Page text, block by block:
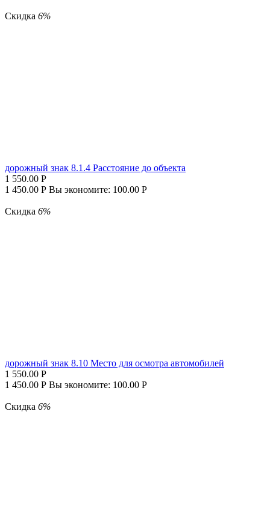
Скидка 6%
дорожный знак 8.1.4 Расстояние до объекта
1 550.00 Р
1 450.00 Р Вы экономите: 100.00 Р
Скидка 6%
дорожный знак 8.10 Место для осмотра автомобилей
1 550.00 Р
1 450.00 Р Вы экономите: 100.00 Р
Скидка 6%